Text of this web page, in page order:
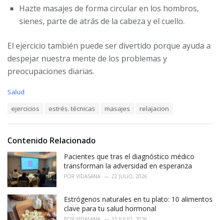
Hazte masajes de forma circular en los hombros,
sienes, parte de atrás de la cabeza y el cuello.
El ejercicio también puede ser divertido porque ayuda a
despejar nuestra mente de los problemas y
preocupaciones diarias.
C
o
r
i
s
:
Salud
:
ejercicios estrés. técnicas masajes relajacion
Contenido Relacionado
Pacientes que tras el diagnóstico médico
transforman la adversidad en esperanza
POR VIDASANA 22 JULIO, 2026
Estrógenos naturales en tu plato: 10 alimentos
clave para tu salud hormonal